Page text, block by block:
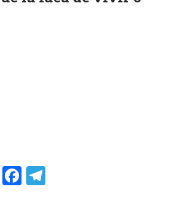
TwitterFacebook